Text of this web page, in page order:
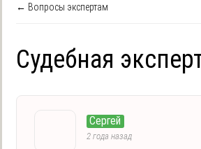
← Вопросы экспертам
Судебная
Сергей
2 года назад